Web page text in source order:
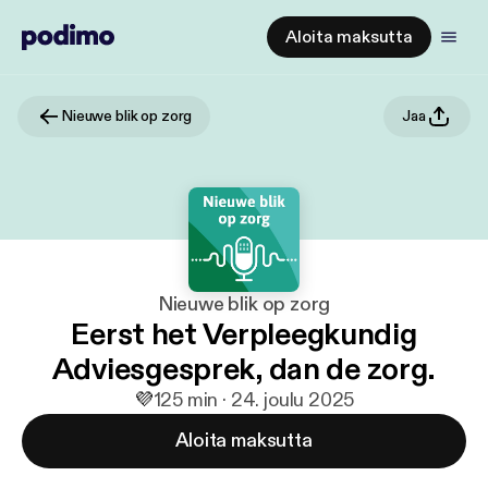
Aloita maksutta
Nieuwe blik op zorg Jaa
Nieuwe blik op zorg
Eerst het Verpleegkundig
Adviesgesprek, dan de zorg.
💜125 min · 24. joulu 2025
Aloita maksutta